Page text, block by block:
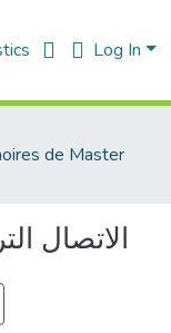
Log In
de Master
الاتصال